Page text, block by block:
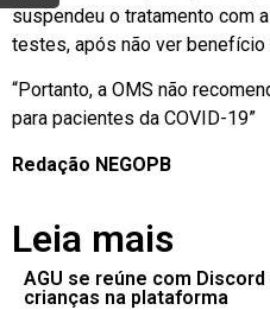
suspendeu o tratamento com
testes, após não ver benefício
“Portanto, a OMS não
para pacientes da COVID-19”
Redação NEGOPB
Leia mais
AGU se reúne com
crianças na plataforma